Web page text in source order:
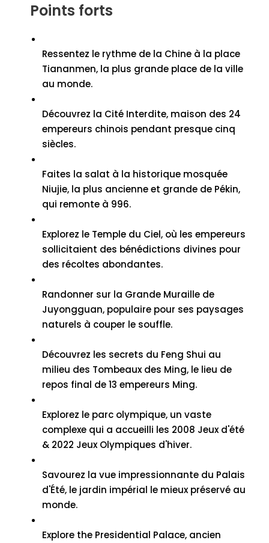
Points forts
Ressentez le rythme de la Chine à la place
Tiananmen, la plus grande place de la ville
au monde.
Découvrez la Cité Interdite, maison des 24
empereurs chinois pendant presque cinq
siècles.
Faites la salat à la historique mosquée
Niujie, la plus ancienne et grande de Pékin,
qui remonte à 996.
Explorez le Temple du Ciel, où les empereurs
sollicitaient des bénédictions divines pour
des récoltes abondantes.
Randonner sur la Grande Muraille de
Juyongguan, populaire pour ses paysages
naturels à couper le souffle.
Découvrez les secrets du Feng Shui au
milieu des Tombeaux des Ming, le lieu de
repos final de 13 empereurs Ming.
Explorez le parc olympique, un vaste
complexe qui a accueilli les 2008 Jeux d'été
& 2022 Jeux Olympiques d'hiver.
Savourez la vue impressionnante du Palais
d'Été, le jardin impérial le mieux préservé au
monde.
Explore the Presidential Palace, ancien